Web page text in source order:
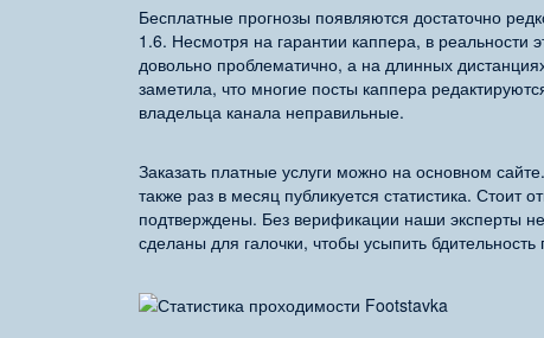
Бесплатные прогнозы появляются достаточно
1.6. Несмотря на гарантии каппера, в реальности
довольно проблематично, а на длинных
заметила, что многие посты каппера
владельца канала неправильные.
Заказать платные услуги можно на основном
также раз в месяц публикуется статистика.
подтверждены. Без верификации наши эксперты
сделаны для галочки, чтобы усыпить